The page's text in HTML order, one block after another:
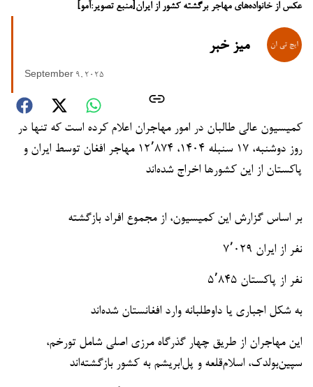
عکس از خانواده‌های مهاجر برگشته کشور از ایران[منبع تصویر:آمو]
میز خبر
September 9, 2025
کمیسیون عالی طالبان در امور مهاجران اعلام کرده است که تنها در
روز دوشنبه، ۱۷ سنبله ۱۴۰۴، ۱۲٬۸۷۴ مهاجر افغان توسط ایران و
پاکستان از این کشورها اخراج شده‌اند
بر اساس گزارش این کمیسیون، از مجموع افراد بازگشته
۷٬۰۲۹ نفر از ایران
۵٬۸۴۵ نفر از پاکستان
به شکل اجباری یا داوطلبانه وارد افغانستان شده‌اند
این مهاجران از طریق چهار گذرگاه مرزی اصلی شامل تورخم،
سپین‌بولدک، اسلام‌قلعه و پل‌ابریشم به کشور بازگشته‌اند